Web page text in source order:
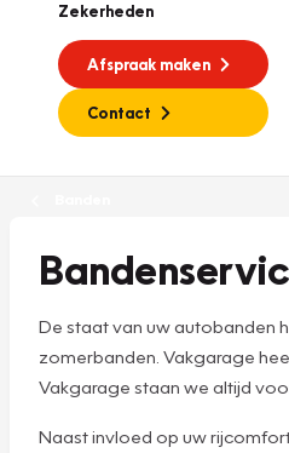
Zekerheden
Afspraak maken
Contact
De staat van uw autobanden
zomerbanden. Vakgarage
Vakgarage staan we altijd
Naast invloed op uw